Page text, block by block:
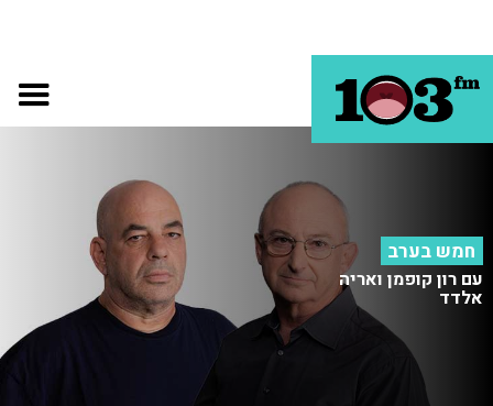
חמש בערב
עם רון קופמן ואריה
אלדד